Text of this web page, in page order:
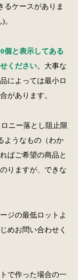
るケースがありま
個と表示してある
ください。大事な
によっては最小ロ
があります。
ニー落とし阻止限
ようなもの（わか
ばご希望の商品と
りますが、できな
ジの最低ロットよ
めお問い合わせく
で作った場合の一